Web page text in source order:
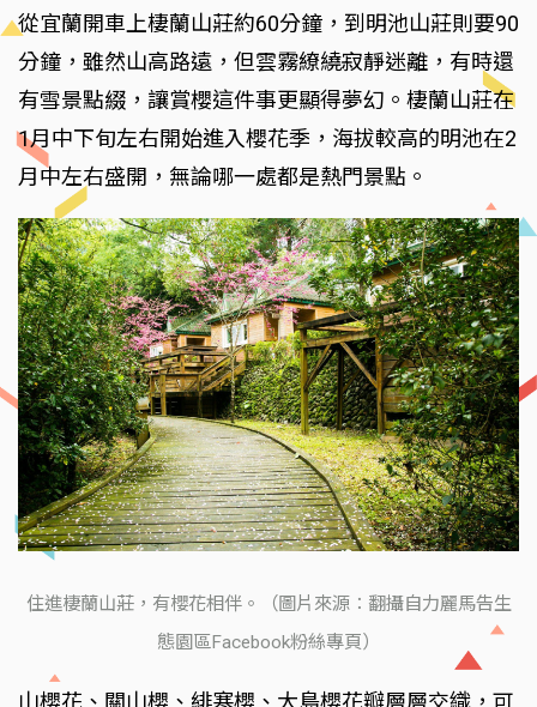
從宜蘭開車上棲蘭山莊約60分鐘，到明池山莊則要90
分鐘，雖然山高路遠，但雲霧繚繞寂靜迷離，有時還
有雪景點綴，讓賞櫻這件事更顯得夢幻。棲蘭山莊在
1月中下旬左右開始進入櫻花季，海拔較高的明池在2
月中左右盛開，無論哪一處都是熱門景點。
住進棲蘭山莊，有櫻花相伴。（圖片來源：翻攝自力麗馬告生
態園區Facebook粉絲專頁）
山櫻花、關山櫻、緋寒櫻、大島櫻花瓣層層交織，可